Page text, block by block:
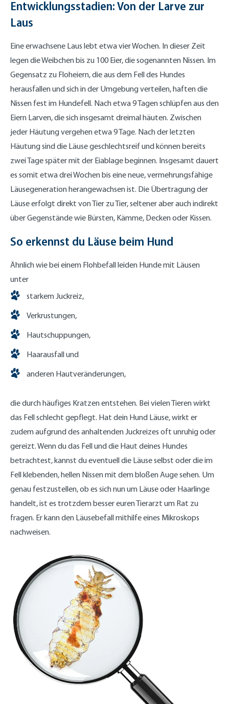
Entwicklungsstadien: Von der Larve zur
Laus
Eine erwachsene Laus lebt etwa vier Wochen. In dieser Zeit
legen die Weibchen bis zu 100 Eier, die sogenannten Nissen. Im
Gegensatz zu Floheiern, die aus dem Fell des Hundes
herausfallen und sich in der Umgebung verteilen, haften die
Nissen fest im Hundefell. Nach etwa 9 Tagen schlüpfen aus den
Eiern Larven, die sich insgesamt dreimal häuten. Zwischen
jeder Häutung vergehen etwa 9 Tage. Nach der letzten
Häutung sind die Läuse geschlechtsreif und können bereits
zwei Tage später mit der Eiablage beginnen. Insgesamt dauert
es somit etwa drei Wochen bis eine neue, vermehrungsfähige
Läusegeneration herangewachsen ist. Die Übertragung der
Läuse erfolgt direkt von Tier zu Tier, seltener aber auch indirekt
über Gegenstände wie Bürsten, Kämme, Decken oder Kissen.
So erkennst du Läuse beim Hund
Ähnlich wie bei einem Flohbefall leiden Hunde mit Läusen
unter
starkem Juckreiz,
Verkrustungen,
Hautschuppungen,
Haarausfall und
anderen Hautveränderungen,
die durch häufiges Kratzen entstehen. Bei vielen Tieren wirkt
das Fell schlecht gepflegt. Hat dein Hund Läuse, wirkt er
zudem aufgrund des anhaltenden Juckreizes oft unruhig oder
gereizt. Wenn du das Fell und die Haut deines Hundes
betrachtest, kannst du eventuell die Läuse selbst oder die im
Fell klebenden, hellen Nissen mit dem bloßen Auge sehen. Um
genau festzustellen, ob es sich nun um Läuse oder Haarlinge
handelt, ist es trotzdem besser euren Tierarzt um Rat zu
fragen. Er kann den Läusebefall mithilfe eines Mikroskops
nachweisen.